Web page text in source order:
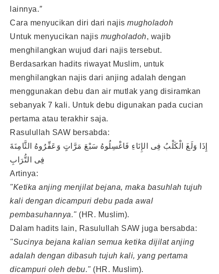
lainnya.”
Cara menyucikan diri dari najis mugholadoh
Untuk menyucikan najis mugholadoh, wajib
menghilangkan wujud dari najis tersebut.
Berdasarkan hadits riwayat Muslim, untuk
menghilangkan najis dari anjing adalah dengan
menggunakan debu dan air mutlak yang disiramkan
sebanyak 7 kali. Untuk debu digunakan pada cucian
pertama atau terakhir saja.
Rasulullah SAW bersabda:
إِذَا وَلَغَ الْكَلْبُ فِى الإِنَاءِ فَاغْسِلُوهُ سَبْعَ مَرَّاتٍ وَعَفِّرُوهُ الثَّامِنَةَ
فِى التُّرَابِ
Artinya:
"Ketika anjing menjilat bejana, maka basuhlah tujuh
kali dengan dicampuri debu pada awal
pembasuhannya." (HR. Muslim).
Dalam hadits lain, Rasulullah SAW juga bersabda:
"Sucinya bejana kalian semua ketika dijilat anjing
adalah dengan dibasuh tujuh kali, yang pertama
dicampuri oleh debu."(HR. Muslim).